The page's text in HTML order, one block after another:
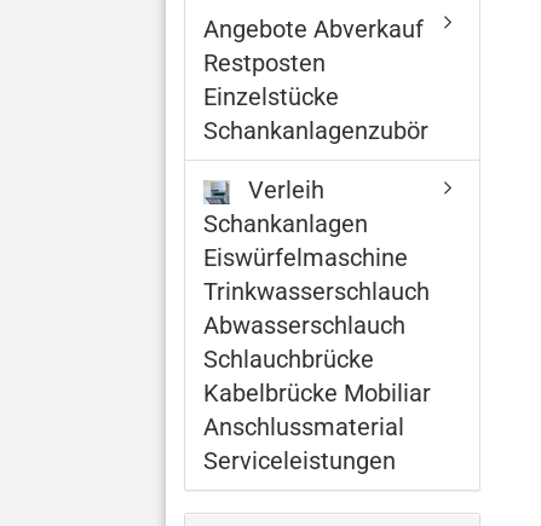
Angebote Abverkauf
Restposten
Einzelstücke
Schankanlagenzubör
Verleih
Schankanlagen
Eiswürfelmaschine
Trinkwasserschlauch
Abwasserschlauch
Schlauchbrücke
Kabelbrücke Mobiliar
Anschlussmaterial
Serviceleistungen